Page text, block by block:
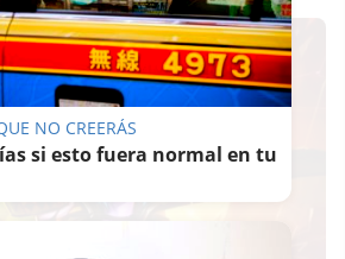
NO CREERÁS
si esto fuera normal en tu